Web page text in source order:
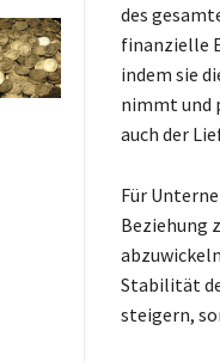
des
finanzielle
indem sie
nimmt und
auch der
Für
Beziehung
Stabilität
steigern,